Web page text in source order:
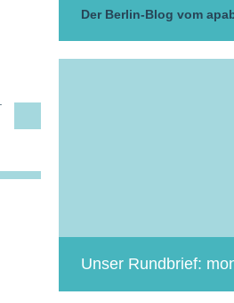
Der Berlin-Blog vom
Unser Rundbrief: